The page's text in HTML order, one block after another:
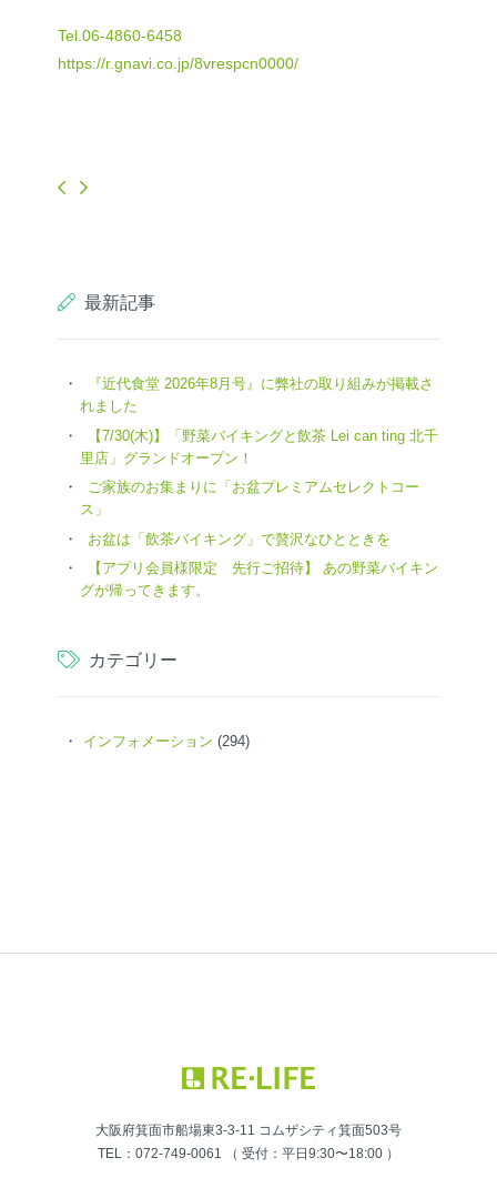
Tel.06-4860-6458
https://r.gnavi.co.jp/8vrespcn0000/
最新記事
『近代食堂 2026年8月号』に弊社の取り組みが掲載さ
れました
【7/30(木)】「野菜バイキングと飲茶 Lei can ting 北千
里店」グランドオープン！
ご家族のお集まりに「お盆プレミアムセレクトコー
ス」
お盆は「飲茶バイキング」で贅沢なひとときを
【アプリ会員様限定 先行ご招待】 あの野菜バイキン
グが帰ってきます。
カテゴリー
インフォメーション (294)
大阪府箕面市船場東3-3-11 コムザシティ箕面503号
TEL：072-749-0061 （ 受付：平日9:30〜18:00 ）